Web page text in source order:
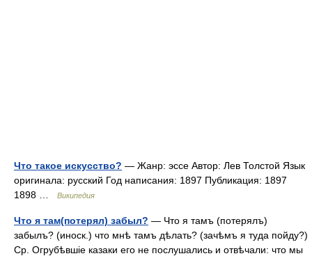
Что такое искусство? — Жанр: эссе Автор: Лев Толстой Язык
оригинала: русский Год написания: 1897 Публикация: 1897
1898 …
Википедия
Что я там(потерял) забыл? — Что я тамъ (потерялъ)
забылъ? (иноск.) что мнѣ тамъ дѣлать? (зачѣмъ я туда пойду?)
Ср. Огрубѣвшіе казаки его не послушались и отвѣчали: что мы